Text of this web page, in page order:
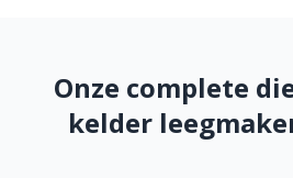
Onze complete
kelder